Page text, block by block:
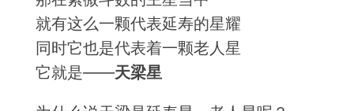
就有这么一颗代表延寿的星耀
同时它也是代表着一颗老人星
它就是——天梁星